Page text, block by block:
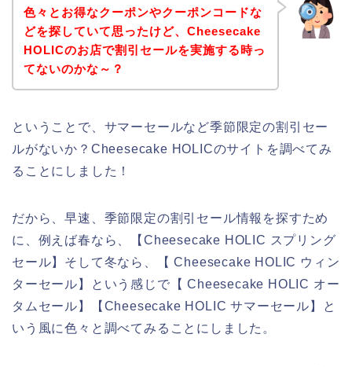
色々とお得なクーポンやクーポンコードな
どを探していて思ったけど、Cheesecake
HOLICのお店で割引セールを実施する時っ
てないのかな～？
ということで、サマーセールなど季節限定の割引セー
ルがないか？Cheesecake HOLICのサイトを調べてみ
ることにしました！
だから、早速、季節限定の割引セール情報を探すため
に、例えば春なら、【Cheesecake HOLIC スプリング
セール】そして冬なら、【 Cheesecake HOLIC ウィン
ターセール】という感じで【 Cheesecake HOLIC オー
タムセール】【Cheesecake HOLIC サマーセール】と
いう風に色々と調べてみることにしました。